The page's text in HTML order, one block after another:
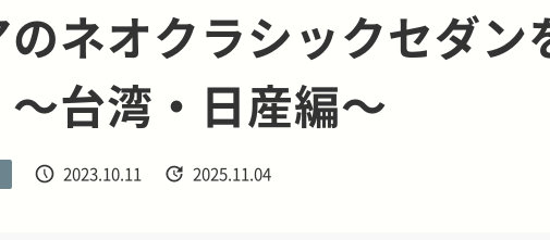
ネオクラシックセダン
台湾・日産編～
2023.10.11 2025.11.04